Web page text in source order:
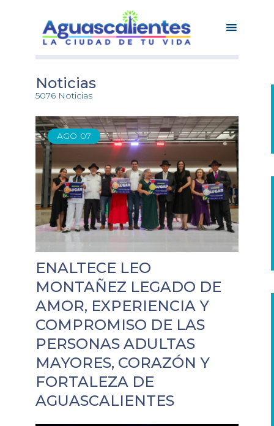
Noticias
5076 Noticias
AGO 07
ENALTECE LEO
MONTAÑEZ LEGADO DE
AMOR, EXPERIENCIA Y
COMPROMISO DE LAS
PERSONAS ADULTAS
MAYORES, CORAZÓN Y
FORTALEZA DE
AGUASCALIENTES